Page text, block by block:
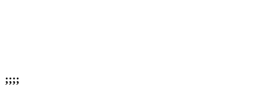
;;;;